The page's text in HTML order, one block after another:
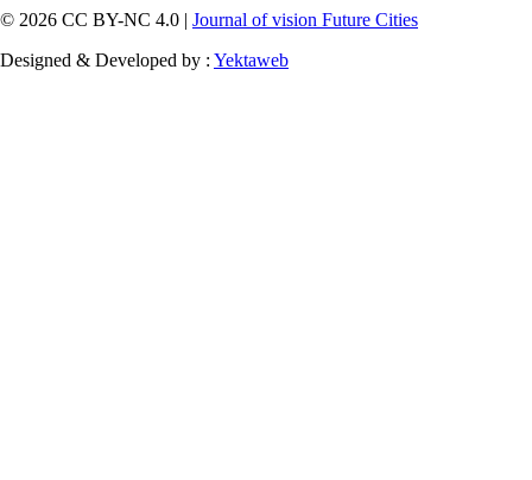
© 2026 CC BY-NC 4.0 | Journal of vision Future Cities
Designed & Developed by : Yektaweb